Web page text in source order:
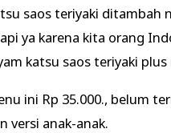
saos teriyaki ditambah
ya karena kita orang
katsu saos teriyaki plus
ini Rp 35.000., belum
versi anak-anak.